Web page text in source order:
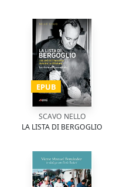
EPUB
SCAVO NELLO
LA LISTA DI BERGOGLIO